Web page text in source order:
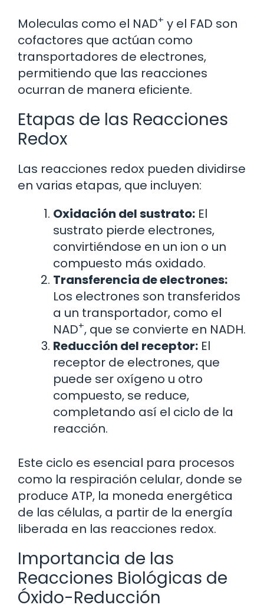
Moleculas como el NAD+ y el FAD son
cofactores que actúan como
transportadores de electrones,
permitiendo que las reacciones
ocurran de manera eficiente.
Etapas de las Reacciones
Redox
Las reacciones redox pueden dividirse
en varias etapas, que incluyen:
Oxidación del sustrato: El
sustrato pierde electrones,
convirtiéndose en un ion o un
compuesto más oxidado.
Transferencia de electrones:
Los electrones son transferidos
a un transportador, como el
NAD+, que se convierte en NADH.
Reducción del receptor: El
receptor de electrones, que
puede ser oxígeno u otro
compuesto, se reduce,
completando así el ciclo de la
reacción.
Este ciclo es esencial para procesos
como la respiración celular, donde se
produce ATP, la moneda energética
de las células, a partir de la energía
liberada en las reacciones redox.
Importancia de las
Reacciones Biológicas de
Óxido-Reducción